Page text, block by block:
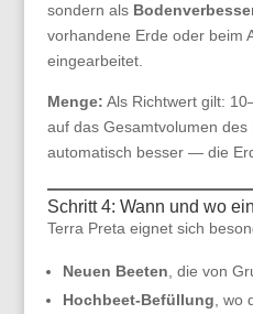
sondern als
vorhandene Erde oder beim
eingearbeitet.
Menge: Als Richtwert gilt:
auf das Gesamtvolumen
automatisch besser — die
Schritt 4: Wann und wo
Terra Preta eignet sich
Neuen Beeten , die von
Hochbeet-Befüllung ,